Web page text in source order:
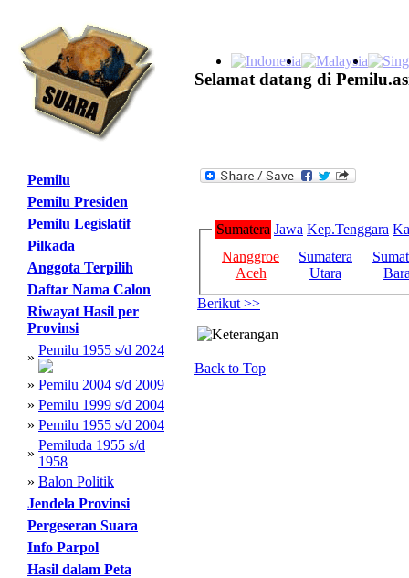
Selamat datang di
Pemilu
Pemilu Presiden
Pemilu Legislatif
Pilkada
Anggota Terpilih
Daftar Nama Calon
Riwayat Hasil per
Provinsi
» Pemilu 1955 s/d 2024
» Pemilu 2004 s/d 2009
» Pemilu 1999 s/d 2004
» Pemilu 1955 s/d 2004
»
Pemiluda 1955 s/d
1958
» Balon Politik
Jendela Provinsi
Pergeseran Suara
Info Parpol
Hasil dalam Peta
Sumatera Jawa Kep.Tenggara
Nanggroe
Aceh
Sumatera
Utara
Berikut >>
Back to Top